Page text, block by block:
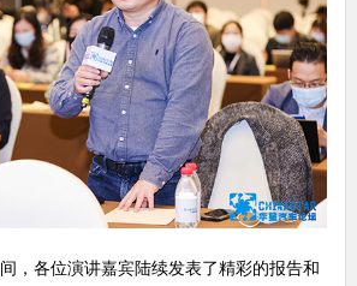
，各位演讲嘉宾陆续发表了精彩的报告和